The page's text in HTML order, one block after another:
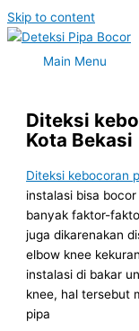
Skip to content
Main Menu
Diteksi
Kota Bekasi
Diteksi kebocoran
instalasi bisa
banyak faktor-
juga dikarenakan
elbow knee
instalasi di bakar
knee, hal tersebut
pipa